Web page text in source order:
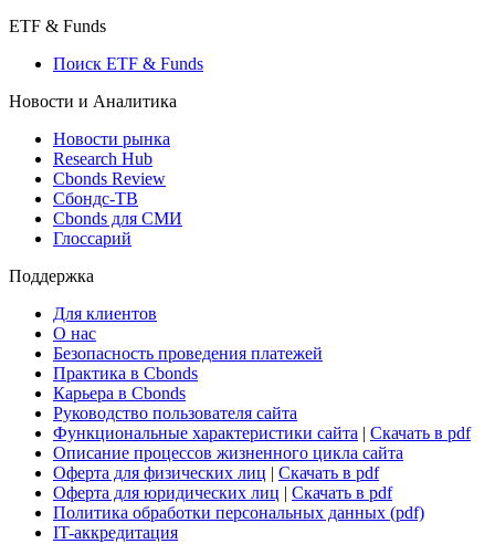
ETF & Funds
Поиск ETF & Funds
Новости и Аналитика
Новости рынка
Research Hub
Cbonds Review
Сбондс-ТВ
Cbonds для СМИ
Глоссарий
Поддержка
Для клиентов
О нас
Безопасность проведения платежей
Практика в Cbonds
Карьера в Cbonds
Руководство пользователя сайта
Функциональные характеристики сайта | Скачать в pdf
Описание процессов жизненного цикла сайта
Оферта для физических лиц | Скачать в pdf
Оферта для юридических лиц | Скачать в pdf
Политика обработки персональных данных (pdf)
IT-аккредитация